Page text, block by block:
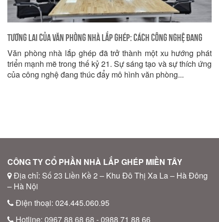
Tương lai của văn phòng nhà lắp ghép: Cách công nghệ đang
thay đổi cách chúng ta làm việc
Văn phòng nhà lắp ghép đã trở thành một xu hướng phát
triển mạnh mẽ trong thế kỷ 21. Sự sáng tạo và sự thích ứng
của công nghệ đang thúc đẩy mô hình văn phòng...
CÔNG TY CỔ PHẦN NHÀ LẮP GHÉP MIỀN TÂY
Địa chỉ: Số 23 Liền Kề 2 – Khu Đô Thị Xa La – Hà Đông
– Hà Nội
Điện thoại: 024.445.060.95
Hotline: 0967 88 68 68 - 0988 71 88 66